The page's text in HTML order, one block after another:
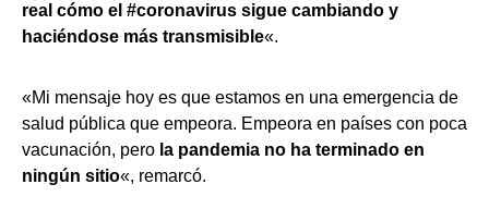
real cómo el #coronavirus sigue cambiando y
haciéndose más transmisible«.
«Mi mensaje hoy es que estamos en una emergencia de
salud pública que empeora. Empeora en países con poca
vacunación, pero la pandemia no ha terminado en
ningún sitio«, remarcó.